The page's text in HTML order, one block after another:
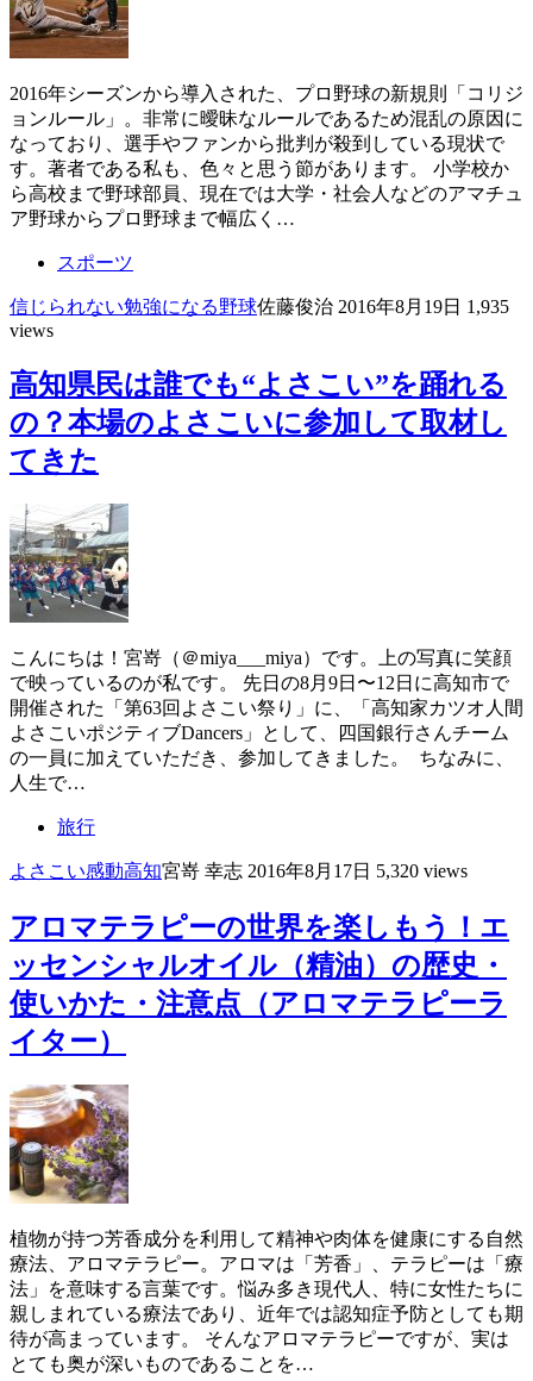
2016年シーズンから導入された、プロ野球の新規則「コリジ
ョンルール」。非常に曖昧なルールであるため混乱の原因に
なっており、選手やファンから批判が殺到している現状で
す。著者である私も、色々と思う節があります。 小学校か
ら高校まで野球部員、現在では大学・社会人などのアマチュ
ア野球からプロ野球まで幅広く…
スポーツ
信じられない勉強になる野球佐藤俊治 2016年8月19日 1,935
views
高知県民は誰でも“よさこい”を踊れる
の？本場のよさこいに参加して取材し
てきた
こんにちは！宮嵜（＠miya___miya）です。上の写真に笑顔
で映っているのが私です。 先日の8月9日〜12日に高知市で
開催された「第63回よさこい祭り」に、「高知家カツオ人間
よさこいポジティブDancers」として、四国銀行さんチーム
の一員に加えていただき、参加してきました。 ちなみに、
人生で…
旅行
よさこい感動高知宮嵜 幸志 2016年8月17日 5,320 views
アロマテラピーの世界を楽しもう！エ
ッセンシャルオイル（精油）の歴史・
使いかた・注意点（アロマテラピーラ
イター）
植物が持つ芳香成分を利用して精神や肉体を健康にする自然
療法、アロマテラピー。アロマは「芳香」、テラピーは「療
法」を意味する言葉です。悩み多き現代人、特に女性たちに
親しまれている療法であり、近年では認知症予防としても期
待が高まっています。 そんなアロマテラピーですが、実は
とても奥が深いものであることを…